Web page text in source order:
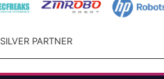
SILVER PARTNER